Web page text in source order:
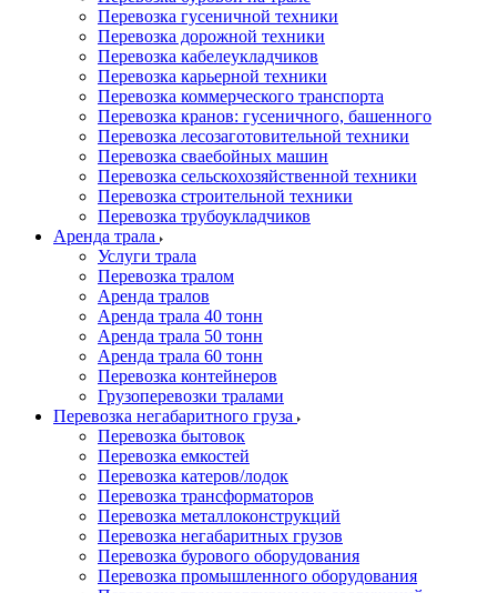
Перевозка гусеничной техники
Перевозка дорожной техники
Перевозка кабелеукладчиков
Перевозка карьерной техники
Перевозка коммерческого транспорта
Перевозка кранов: гусеничного, башенного
Перевозка лесозаготовительной техники
Перевозка сваебойных машин
Перевозка сельскохозяйственной техники
Перевозка строительной техники
Перевозка трубоукладчиков
Аренда трала
Услуги трала
Перевозка тралом
Аренда тралов
Аренда трала 40 тонн
Аренда трала 50 тонн
Аренда трала 60 тонн
Перевозка контейнеров
Грузоперевозки тралами
Перевозка негабаритного груза
Перевозка бытовок
Перевозка емкостей
Перевозка катеров/лодок
Перевозка трансформаторов
Перевозка металлоконструкций
Перевозка негабаритных грузов
Перевозка бурового оборудования
Перевозка промышленного оборудования